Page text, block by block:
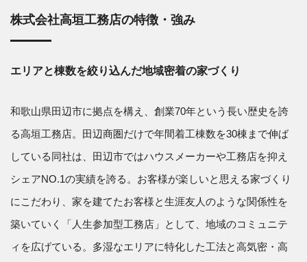
株式会社高垣工務店の特徴・強み
エリアと棟数を絞り込んだ地域密着の家づくり
和歌山県田辺市に拠点を構え、創業70年という長い歴史を誇
る高垣工務店。田辺商圏だけで年間着工棟数を30棟まで伸ば
している同社は、田辺市ではハウスメーカーや工務店を抑え
シェアNO.1の実績を誇る。お客様が楽しいと思える家づくり
にこだわり、家を建てたお客様と生涯友人のような関係性を
築いていく「人生参加型工務店」として、地域のコミュニテ
ィを広げている。多湿なエリアに特化した工法と高気密・高